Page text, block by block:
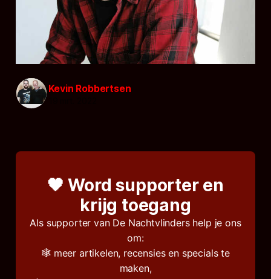
Kevin Robbertsen
🖤 Word supporter en
krijg toegang
Als supporter van De Nachtvlinders help je ons
om:
🕸️ meer artikelen, recensies en specials te
maken,